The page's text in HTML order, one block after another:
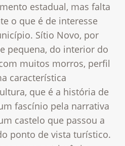
estadual, mas falta
o que é de interesse
Sítio Novo, por
pequena, do interior do
muitos morros, perfil
característica
que é a história de
fascínio pela narrativa
castelo que passou a
ponto de vista turístico.